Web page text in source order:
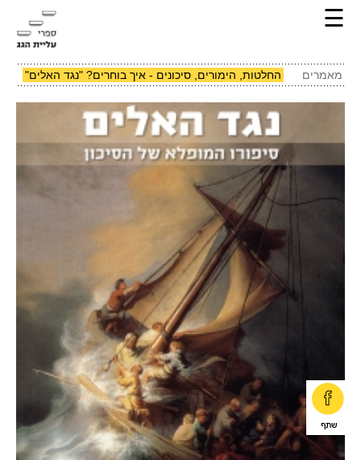
☰
מאמרים החלטות, הימורים, סיכונים - איך בוחרים? "נגד האלים"